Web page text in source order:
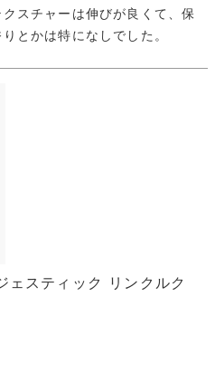
スチャーは伸びが良くて、保
とかは特になしでした。
スティック リンクルク